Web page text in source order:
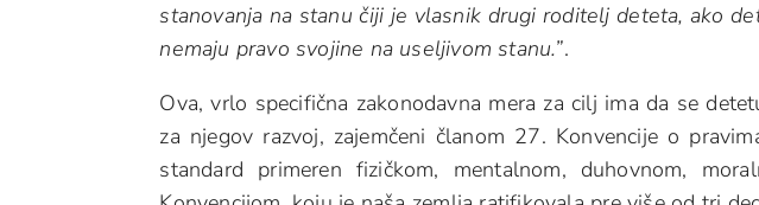
stanovanja na stanu čiji je vlasnik drugi roditelj deteta, ako
nemaju pravo svojine na useljivom stanu.”.
Ova, vrlo specifična zakonodavna mera za cilj ima da se
za njegov razvoj, zajemčeni članom 27. Konvencije o
standard primeren fizičkom, mentalnom, duhovnom,